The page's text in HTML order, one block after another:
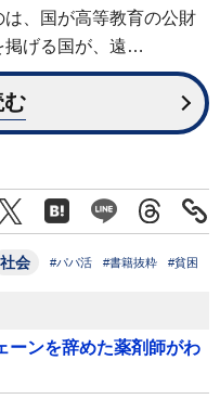
、国が高等教育の公財
掲げる国が、遠…
む
社会 #パパ活 #書籍抜粋 #貧困
ンを辞めた薬剤師がわ